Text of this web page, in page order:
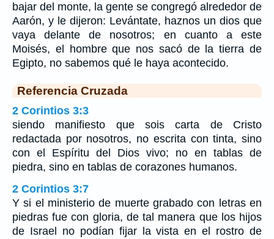
bajar del monte, la gente se congregó alrededor de
Aarón, y le dijeron: Levántate, haznos un dios que
vaya delante de nosotros; en cuanto a este
Moisés, el hombre que nos sacó de la tierra de
Egipto, no sabemos qué le haya acontecido.
Referencia Cruzada
2 Corintios 3:3
siendo manifiesto que sois carta de Cristo
redactada por nosotros, no escrita con tinta, sino
con el Espíritu del Dios vivo; no en tablas de
piedra, sino en tablas de corazones humanos.
2 Corintios 3:7
Y si el ministerio de muerte grabado con letras en
piedras fue con gloria, de tal manera que los hijos
de Israel no podían fijar la vista en el rostro de